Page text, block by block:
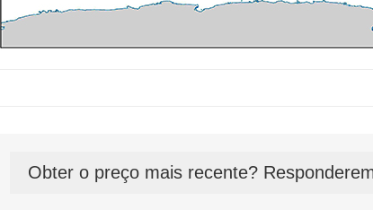
Obter o preço mais recente?